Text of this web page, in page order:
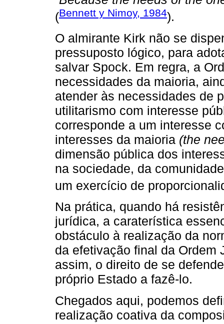
(Bennett y Nimoy, 1984).
O almirante Kirk não se
pressuposto lógico, para
salvar Spock. Em regra, a
necessidades da maioria,
atender às necessidades de
utilitarismo com interesse
corresponde a um interesse
interesses da maioria (the
dimensão pública dos
na sociedade, da
um exercício de
Na prática, quando há
jurídica, a caraterística
obstáculo à realização da
da efetivação final da Ordem
assim, o direito de se
próprio Estado a fazê-lo.
Chegados aqui, podemos
realização coativa da